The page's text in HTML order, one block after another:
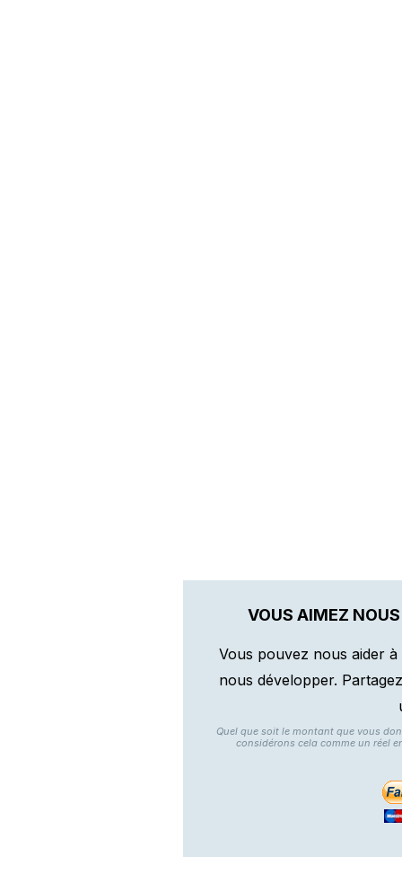
VOUS AIMEZ
Vous pouvez nous aider
nous développer.
Quel que soit le montant que vous
considérons cela comme un réel